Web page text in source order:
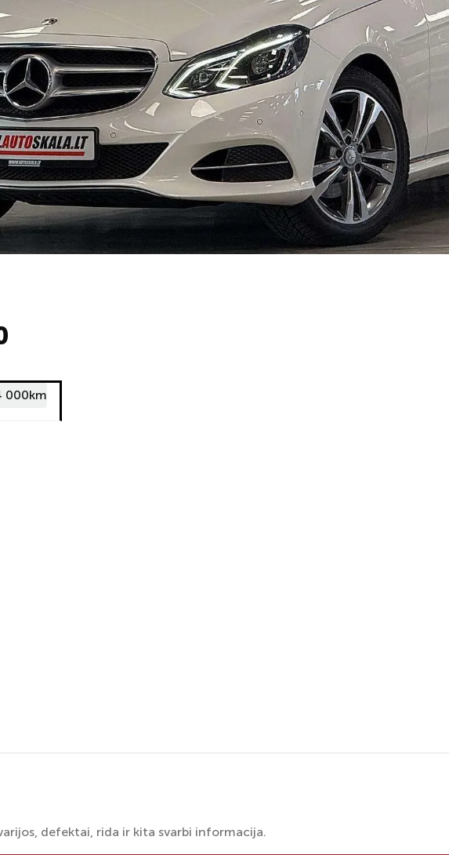
000km
defektai, rida ir kita svarbi informacija.